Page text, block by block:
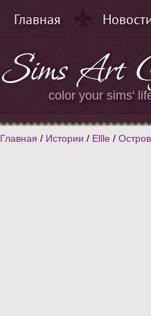
Главная
color your sims'
Главная / Истории / Ellle /